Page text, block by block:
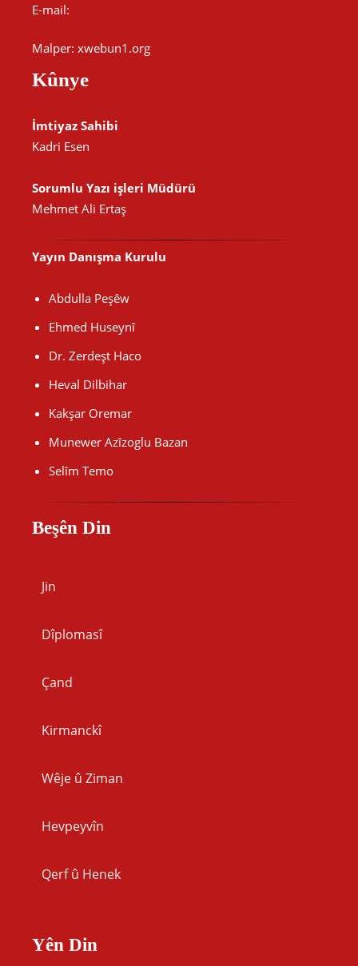
E-mail:
Malper: xwebun1.org
Kûnye
İmtiyaz Sahibi
Kadri Esen
Sorumlu Yazı işleri Müdürü
Mehmet Ali Ertaş
Yayın Danışma Kurulu
Abdulla Peşêw
Ehmed Huseynî
Dr. Zerdeşt Haco
Heval Dilbihar
Kakşar Oremar
Munewer Azîzoglu Bazan
Selîm Temo
Beşên Din
Jin
Dîplomasî
Çand
Kirmanckî
Wêje û Ziman
Hevpeyvîn
Qerf û Henek
Yên Din